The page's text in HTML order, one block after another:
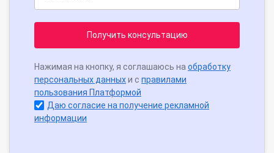
Получить консультацию
Нажимая на кнопку, я соглашаюсь на обработку
персональных данныхи с правилами
пользования Платформой
Даю согласие на получение рекламной
информации